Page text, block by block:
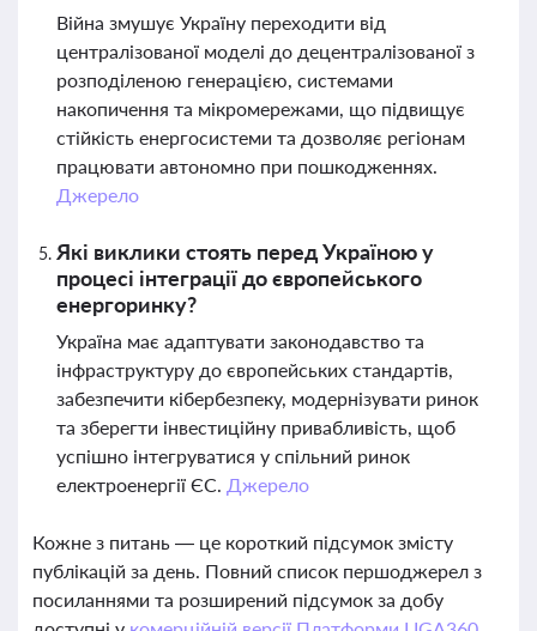
Війна змушує Україну переходити від
централізованої моделі до децентралізованої з
розподіленою генерацією, системами
накопичення та мікромережами, що підвищує
стійкість енергосистеми та дозволяє регіонам
працювати автономно при пошкодженнях.
Джерело
Які виклики стоять перед Україною у
процесі інтеграції до європейського
енергоринку?
Україна має адаптувати законодавство та
інфраструктуру до європейських стандартів,
забезпечити кібербезпеку, модернізувати ринок
та зберегти інвестиційну привабливість, щоб
успішно інтегруватися у спільний ринок
електроенергії ЄС. Джерело
Кожне з питань — це короткий підсумок змісту
публікацій за день. Повний список першоджерел з
посиланнями та розширений підсумок за добу